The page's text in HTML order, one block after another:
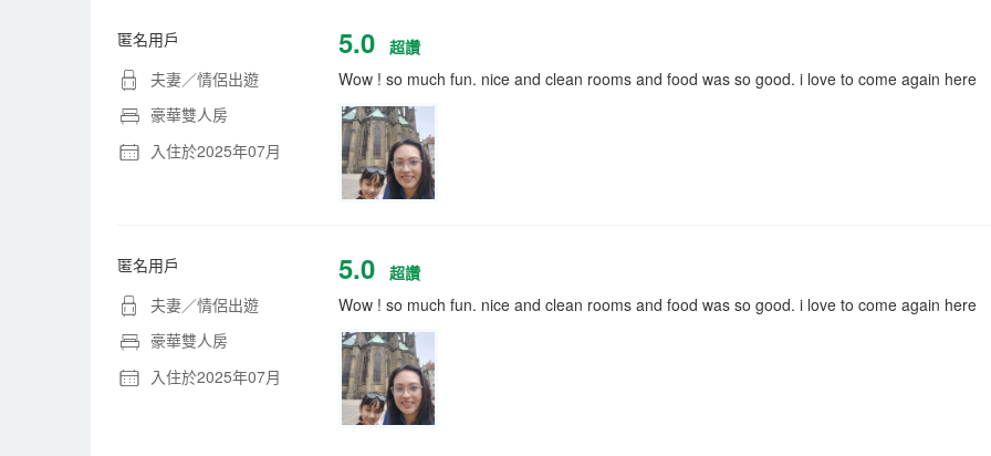
匿名用戶
夫妻／情侶出遊
豪華雙人房
入住於2025年07月
5.0
超讚
Wow ! so much fun. nice and clean rooms and food was so good. i love to come again here
匿名用戶
夫妻／情侶出遊
豪華雙人房
入住於2025年07月
5.0
超讚
Wow ! so much fun. nice and clean rooms and food was so good. i love to come again here